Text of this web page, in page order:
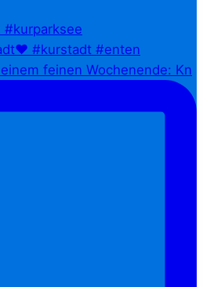
feinen Wochenende: Kn